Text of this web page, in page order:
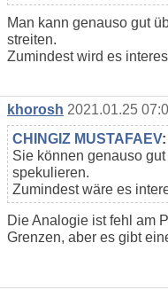
Man kann genauso gut
streiten.
Zumindest wird es
khorosh 2021.01.25
CHINGIZ MUSTAFAEV:
Sie können genauso
spekulieren.
Zumindest wäre es
Die Analogie ist fehl am
Grenzen, aber es gibt